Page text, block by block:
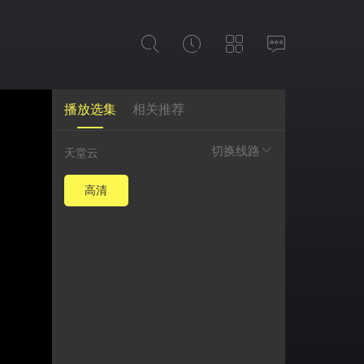
播放选集 相关推荐
切换线路
天堂云
高清